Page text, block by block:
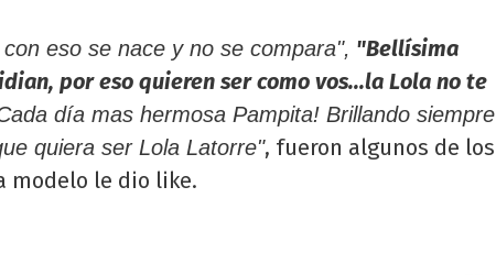
eso se nace y no se compara", "Bellísima
por eso quieren ser como vos...la Lola no te
día mas hermosa Pampita! Brillando siempre
quiera ser Lola Latorre", fueron algunos de los
modelo le dio like.